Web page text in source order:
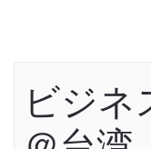
ビジネ